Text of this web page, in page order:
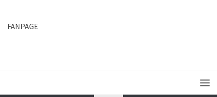
FANPAGE